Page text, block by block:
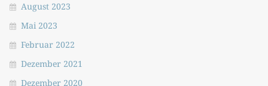
August 2023
Mai 2023
Februar 2022
Dezember 2021
Dezember 2020